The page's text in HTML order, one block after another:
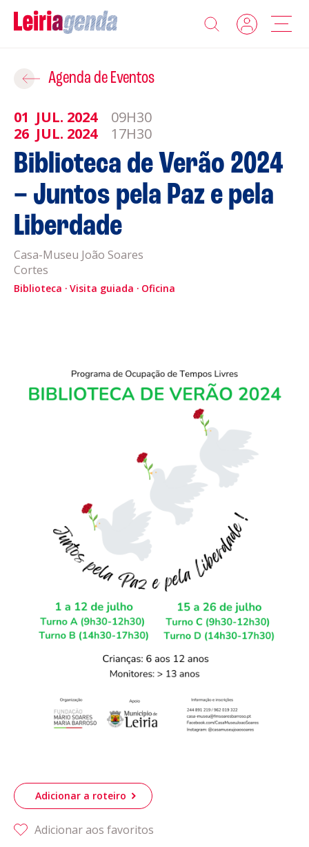
Agenda
Sobre a Leiriagenda
Promotores
Clubes Desportivos
Contactos
Informações
Política de Privacidade
Agenda de Eventos
01 JUL. 2024
09H30
26 JUL. 2024 17H30
Biblioteca de Verão 2024
– Juntos pela Paz e pela
Liberdade
Casa-Museu João Soares
Cortes
Biblioteca Visita guiada Oficina
Adicionar a roteiro
Adicionar aos favoritos
Adicionar ao Roteiro
ROTEIROS EXISTENTES
CRIAR NOVO
Gravar